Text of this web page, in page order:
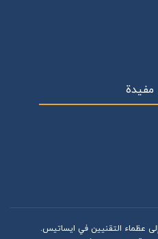
مفيدة
عظماء التقنيين في ایساتیس.